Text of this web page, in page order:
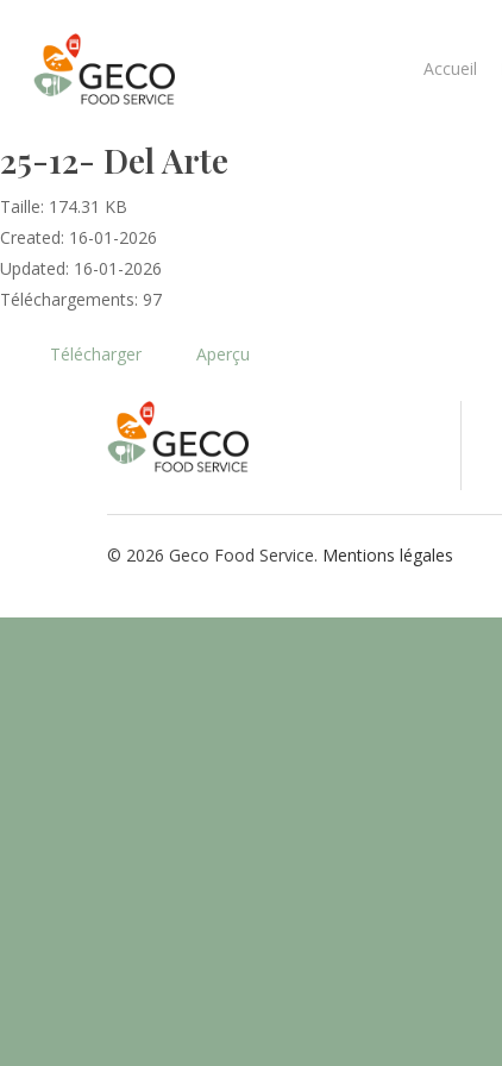
Accueil
25-12- Del Arte
Taille: 174.31 KB
Created: 16-01-2026
Updated: 16-01-2026
Téléchargements: 97
Télécharger Aperçu
© 2026 Geco Food Service. Mentions légales